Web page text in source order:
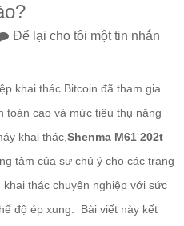
Để lại cho tôi một tin nhắn
khai thác Bitcoin đã tham gia
toán cao và mức tiêu thụ năng
khai thác,Shenma M61 202t
tâm của sự chú ý cho các trang
thác chuyên nghiệp với sức
độ ép xung. Bài viết này kết